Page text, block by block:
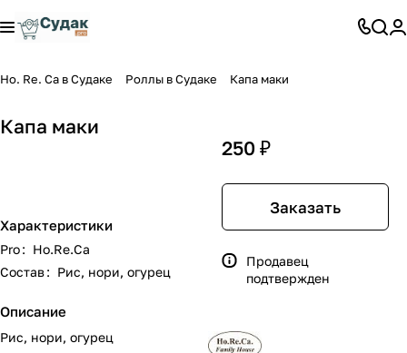
Ho. Re. Ca в Судаке Роллы в Судаке Капа маки
Капа маки
Характеристики
Pro: Ho.Re.Ca
Состав: Рис, нори, огурец
Описание
Рис, нори, огурец
250 ₽
Заказать
Продавец
подтвержден